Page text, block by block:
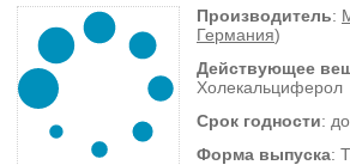
Производитель:
Германия)
Действующее
Холекальциферол
Срок годности:
Форма выпуска: